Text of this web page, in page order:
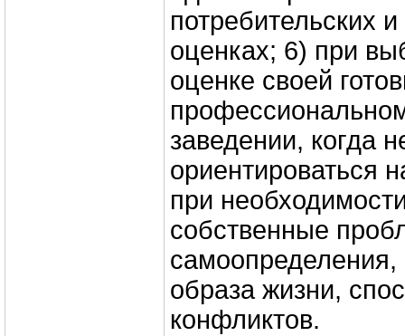
потребительских и
оценках; 6) при
оценке своей
заведении, когда
ориентироваться
при
собственные
образа жизни,
конфликтов.